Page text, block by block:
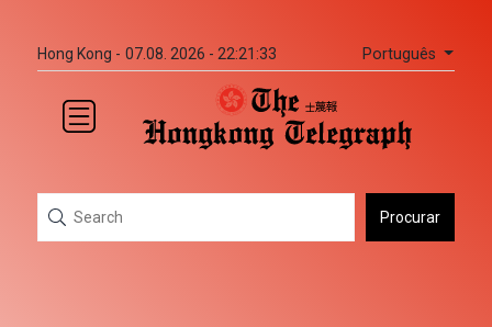
Hong Kong - 07.08. 2026 - 22:21:33 Português
Procurar